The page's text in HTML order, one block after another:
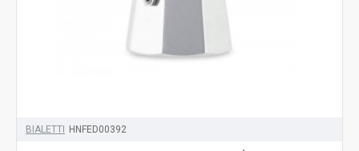
BIALETTI HNFED00392